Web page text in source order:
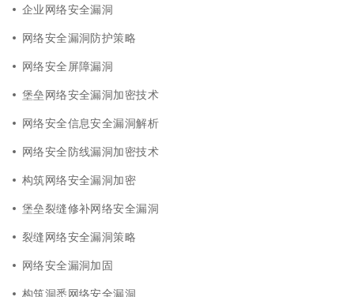
企业网络安全漏洞
网络安全漏洞防护策略
网络安全屏障漏洞
堡垒网络安全漏洞加密技术
网络安全信息安全漏洞解析
网络安全防线漏洞加密技术
构筑网络安全漏洞加密
堡垒裂缝修补网络安全漏洞
裂缝网络安全漏洞策略
网络安全漏洞加固
构筑洞悉网络安全漏洞